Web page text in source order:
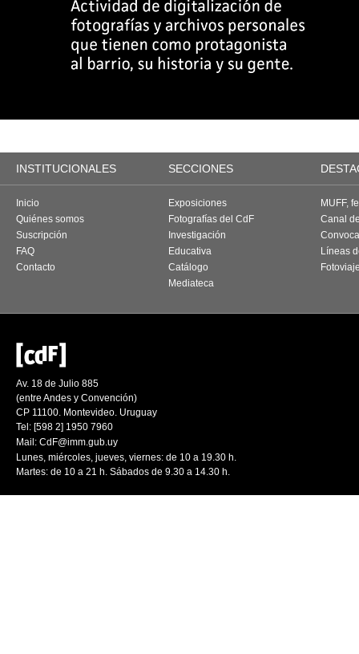
INSTITUCIONALES SECCIONES
Inicio
Quiénes somos
Suscripción
FAQ
Contacto
Exposiciones
Fotografías del CdF
Investigación
Educativa
Catálogo
Mediateca
MUFF,
Canal
Líneas
Av. 18 de Julio 885
(entre Andes y Convención)
CP 11100. Montevideo. Uruguay
Tel: [598 2] 1950 7960
Mail: CdF@imm.gub.uy
Lunes, miércoles, jueves, viernes: de 10 a 19.30 h.
Martes: de 10 a 21 h. Sábados de 9.30 a 14.30 h.